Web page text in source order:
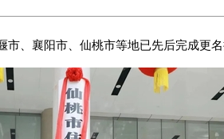
、襄阳市、仙桃市等地已先后完成更名